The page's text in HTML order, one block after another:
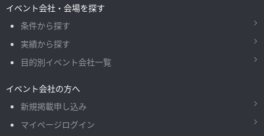
イベント会社・会場を探す
条件から探す
実績から探す
目的別イベント会社一覧
イベント会社の方へ
新規掲載申し込み
マイページログイン